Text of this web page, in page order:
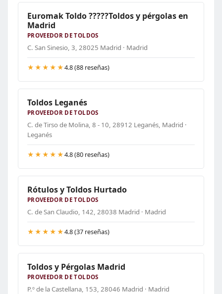
Euromak Toldo ?????Toldos y pérgolas en
Madrid
PROVEEDOR DE TOLDOS
C. San Sinesio, 3, 28025 Madrid · Madrid
★★★★★4.8 (88 reseñas)
Toldos Leganés
PROVEEDOR DE TOLDOS
C. de Tirso de Molina, 8 - 10, 28912 Leganés, Madrid ·
Leganés
★★★★★4.8 (80 reseñas)
Rótulos y Toldos Hurtado
PROVEEDOR DE TOLDOS
C. de San Claudio, 142, 28038 Madrid · Madrid
★★★★★4.8 (37 reseñas)
Toldos y Pérgolas Madrid
PROVEEDOR DE TOLDOS
P.º de la Castellana, 153, 28046 Madrid · Madrid